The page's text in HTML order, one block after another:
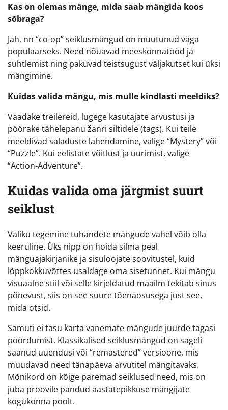
Kas on olemas mänge, mida saab mängida koos
sõbraga?
Jah, nn “co-op” seiklusmängud on muutunud väga
populaarseks. Need nõuavad meeskonnatööd ja
suhtlemist ning pakuvad teistsugust väljakutset kui üksi
mängimine.
Kuidas valida mängu, mis mulle kindlasti meeldiks?
Vaadake treilereid, lugege kasutajate arvustusi ja
pöörake tähelepanu žanri siltidele (tags). Kui teile
meeldivad saladuste lahendamine, valige “Mystery” või
“Puzzle”. Kui eelistate võitlust ja uurimist, valige
“Action-Adventure”.
Kuidas valida oma järgmist suurt
seiklust
Valiku tegemine tuhandete mängude vahel võib olla
keeruline. Üks nipp on hoida silma peal
mänguajakirjanike ja sisuloojate soovitustel, kuid
lõppkokkuvõttes usaldage oma sisetunnet. Kui mängu
visuaalne stiil või selle kirjeldatud maailm tekitab sinus
põnevust, siis on see suure tõenäosusega just see,
mida otsid.
Samuti ei tasu karta vanemate mängude juurde tagasi
pöördumist. Klassikalised seiklusmängud on sageli
saanud uuendusi või “remastered” versioone, mis
muudavad need tänapäeva arvutitel mängitavaks.
Mõnikord on kõige paremad seiklused need, mis on
juba proovile pandud aastatepikkuse mängijate
kogukonna poolt.